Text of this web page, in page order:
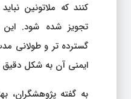
کنند که ملاتونین
تجویز شده شود.
گسترده تر و طولانی مدت
ایمنی آن به شکل
به گفته پژوهشگران،